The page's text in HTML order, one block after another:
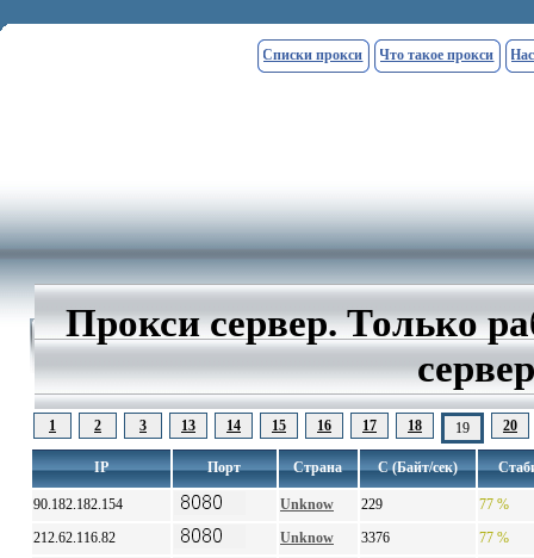
Списки прокси Что такое прокси
Прокси сервер. Только
1 2 3 13 14 15 16 17 18 19 20
IP Порт Страна С (Байт/сек)
90.182.182.154 Unknow 229
77 %
212.62.116.82
Unknow 3376
77 %